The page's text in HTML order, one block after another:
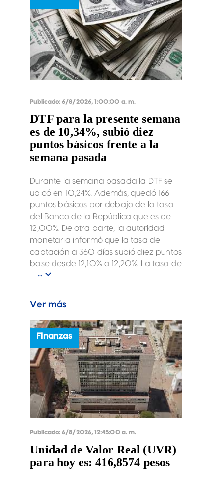
libra esterlina en relación con el dólar
sube a US$1,3491.
Publicado: 6/8/2026, 1:00:00 a. m.
DTF para la presente semana
es de 10,34%, subió diez
puntos básicos frente a la
semana pasada
Durante la semana pasada la DTF se
ubicó en 10,24%. Además, quedó 166
puntos básicos por debajo de la tasa
del Banco de la República que es de
12,00%. De otra parte, la autoridad
monetaria informó que la tasa de
captación a 360 días subió diez puntos
base desde 12,10% a 12,20%. La tasa de
captación a 180 días quedó en 10,54%,
semana pasada que estaba en 10,37%.
...
Ver más
Finanzas
Publicado: 6/8/2026, 12:45:00 a. m.
Unidad de Valor Real (UVR)
para hoy es: 416,8574 pesos